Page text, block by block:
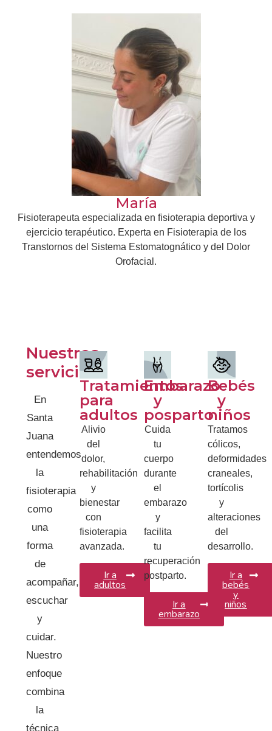
María
Fisioterapeuta especializada en fisioterapia deportiva y
ejercicio terapéutico. Experta en Fisioterapia de los
Transtornos del Sistema Estomatognático y del Dolor
Orofacial.
Nuestros
servicios
En
Santa
Juana
entendemos
la
fisioterapia
como
una
forma
de
acompañar,
escuchar
y
cuidar.
Nuestro
enfoque
combina
la
técnica
Tratamientos
para
adultos
Alivio
del
dolor,
rehabilitación
y
bienestar
con
fisioterapia
avanzada.
Ir a
adultos
Embarazo
y
posparto
Cuida
tu
cuerpo
durante
el
embarazo
y
facilita
tu
recuperación
postparto.
Ir a
embarazo
Bebés
y
niños
Tratamos
cólicos,
deformidades
craneales,
tortícolis
y
alteraciones
del
desarrollo.
Ir a
bebés
y
niños